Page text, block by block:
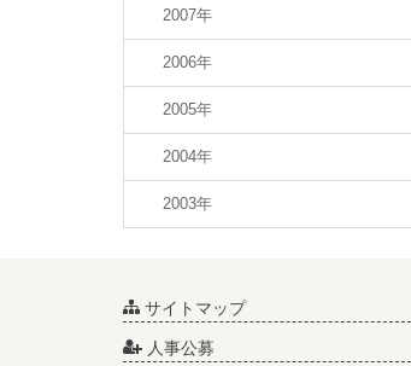
2007年
2006年
2005年
2004年
2003年
サイトマップ
人事公募